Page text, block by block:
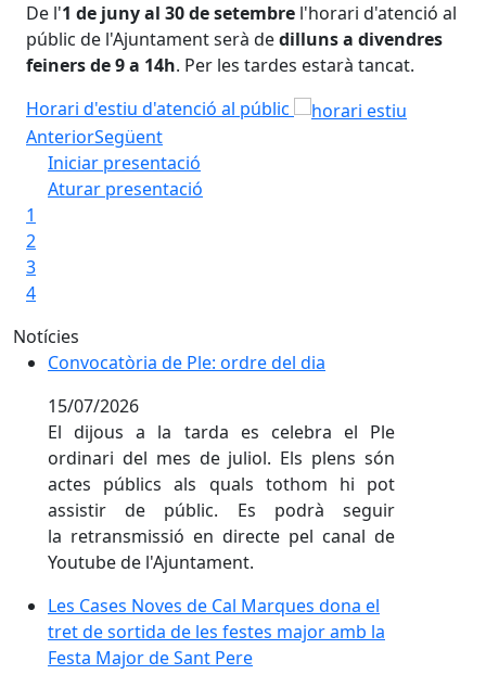
De l'1 de juny al 30 de setembre l'horari d'atenció al
públic de l'Ajuntament serà dedilluns a divendres
feiners de 9 a 14h. Per les tardes estarà tancat.
Horari d'estiu d'atenció al públic
AnteriorSegüent
Iniciar presentació
Aturar presentació
1
2
3
4
Notícies
Convocatòria de Ple: ordre del dia
Convocatòria de Ple: ordre del dia
15/07/2026
El dijous a la tarda es celebra el Ple
ordinari del mes de juliol. Els plens són
actes públics als quals tothom hi pot
assistir de públic. Es podrà seguir
la retransmissió en directe pel canal de
Youtube de l'Ajuntament.
Les Cases Noves de Cal Marques dona el
tret de sortida de les festes major amb la
Festa Major de Sant Pere
Les Cases Noves de Cal Marques dona el
tret de sortida de les festes major amb la
Festa Major de Sant Pere